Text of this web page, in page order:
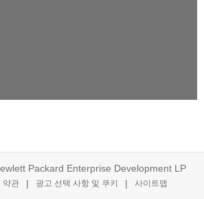
Packard Enterprise Development LP
약관 광고 선택 사항 및 쿠키 사이트맵